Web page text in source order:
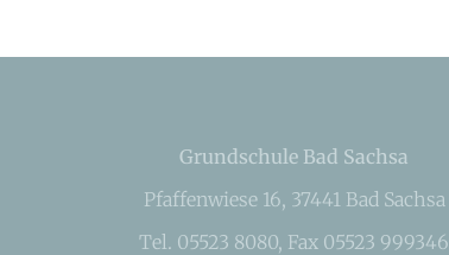
Grundschule Bad Sachsa
Pfaffenwiese 16, 37441 Bad Sachsa
Tel. 05523 8080, Fax 05523 999346